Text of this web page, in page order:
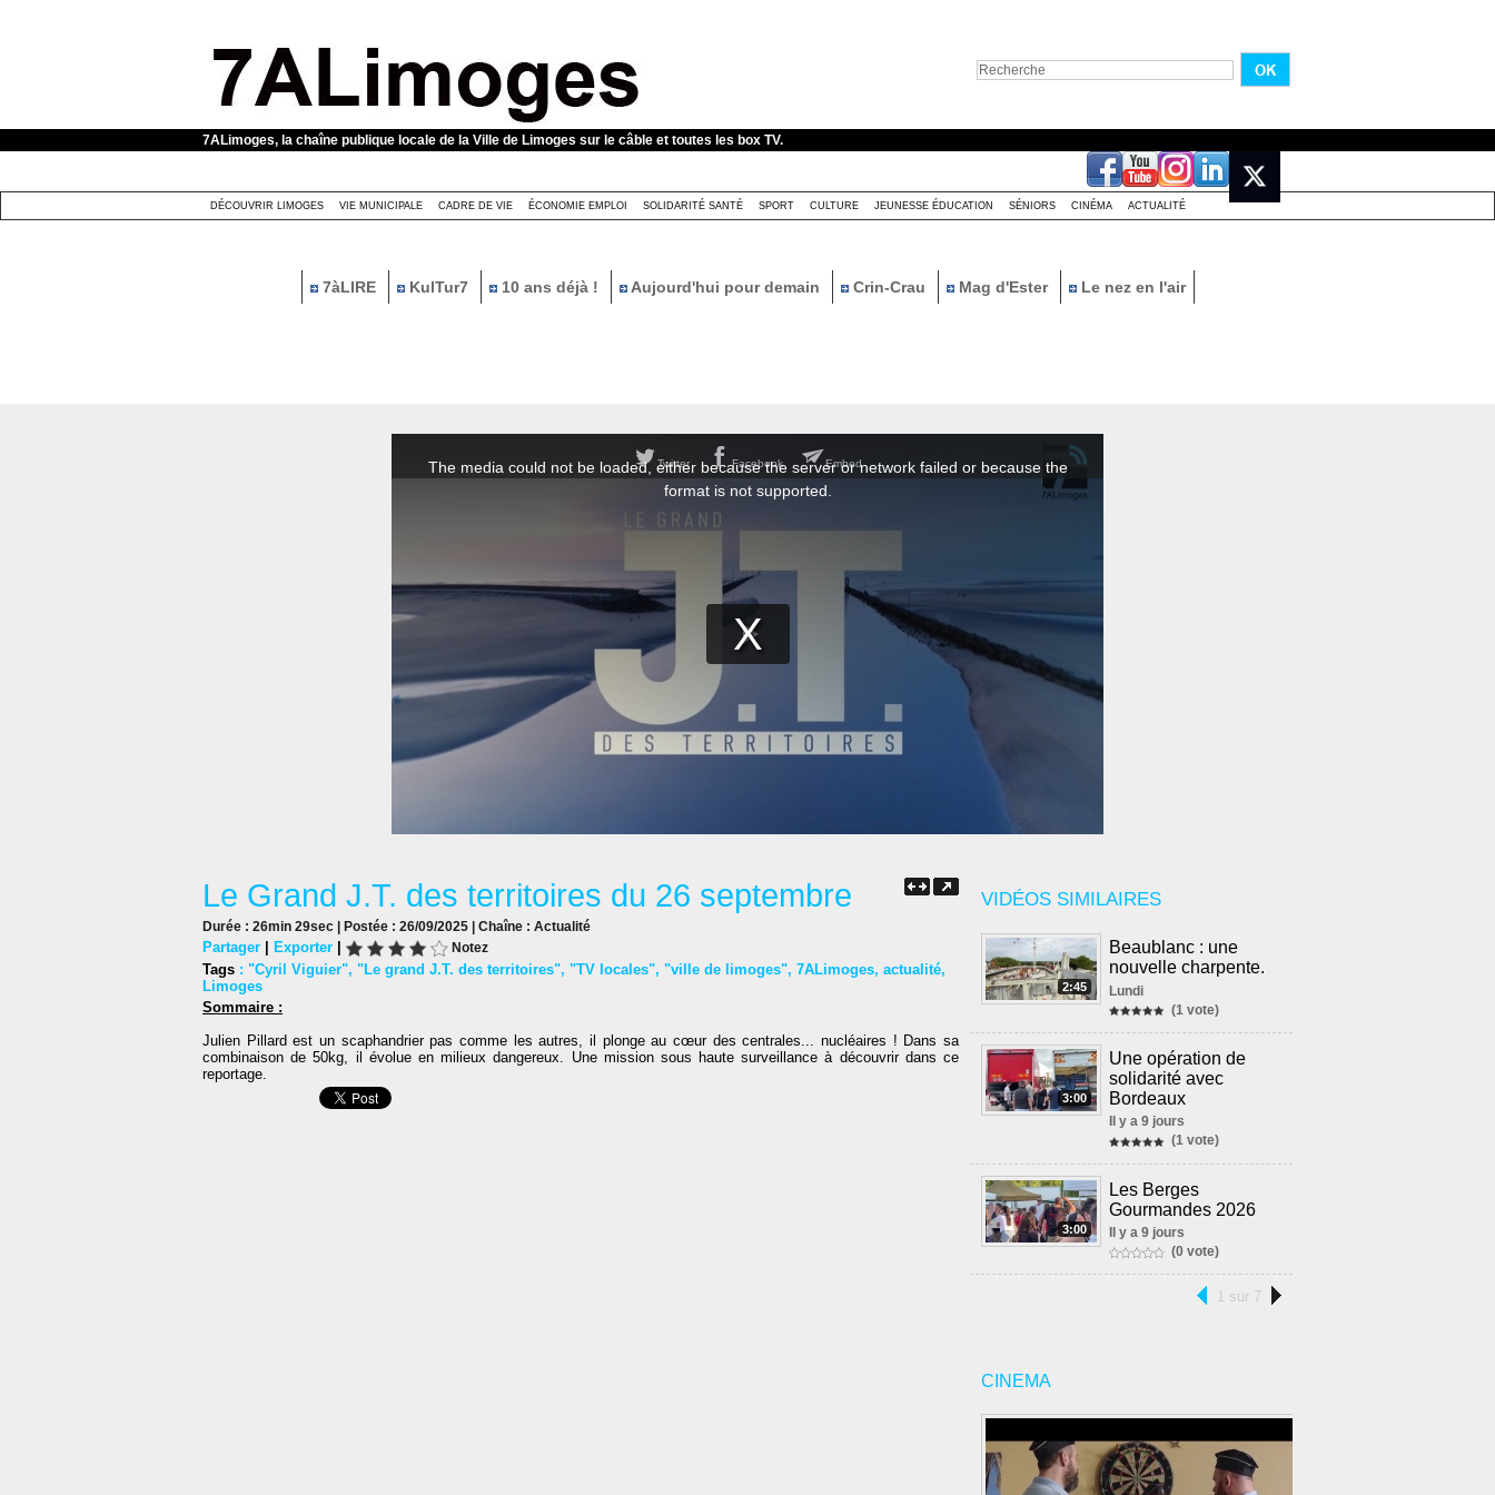
7ALimoges, la chaîne publique locale de la Ville de Limoges sur le câble et toutes les box TV.
DÉCOUVRIR LIMOGES VIE MUNICIPALE CADRE DE VIE ÉCONOMIE EMPLOI SOLIDARITÉ SANTÉ SPORT CULTURE JEUNESSE ÉDUCATION SÉNIORS CINÉMA ACTUALITÉ
7àLIRE KulTur7 10 ans déjà ! Aujourd'hui pour demain Crin-Crau Mag d'Ester Le nez en l'air
VIDÉOS SIMILAIRES
2:45
Beaublanc : une
nouvelle charpente.
Lundi
(1 vote)
3:00
Une opération de
solidarité avec
Bordeaux
Il y a 9 jours
(1 vote)
3:00
Les Berges
Gourmandes 2026
Il y a 9 jours
(0 vote)
1 sur 7
CINEMA
Le Grand J.T. des territoires du 26 septembre
Durée : 26min 29sec | Postée : 26/09/2025 | Chaîne : Actualité
Partager | Exporter | Notez
Tags : "Cyril Viguier", "Le grand J.T. des territoires", "TV locales", "ville de limoges", 7ALimoges, actualité,
Limoges
Sommaire :
Julien Pillard est un scaphandrier pas comme les autres, il plonge au cœur des centrales... nucléaires ! Dans sa
combinaison de 50kg, il évolue en milieux dangereux. Une mission sous haute surveillance à découvrir dans ce
reportage.